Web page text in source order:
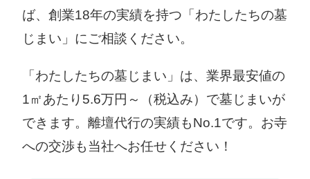
ば、創業18年の実績を持つ「わたしたちの墓
じまい」にご相談ください。
「わたしたちの墓じまい」は、業界最安値の
1㎡あたり5.6万円～（税込み）で墓じまいが
できます。離壇代行の実績もNo.1です。お寺
への交渉も当社へお任せください！